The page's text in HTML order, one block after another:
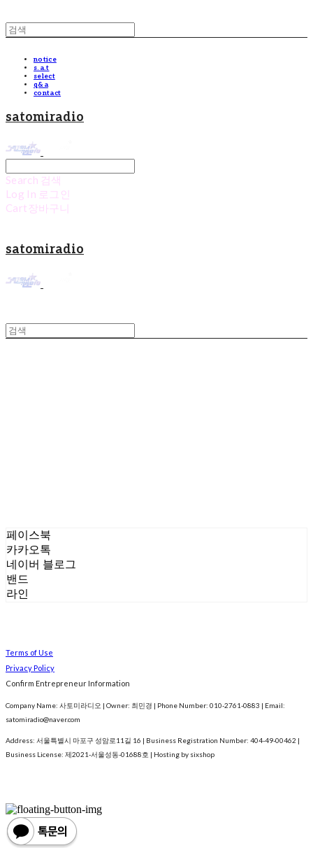
notice
s.a.t
select
q&a
contact
satomiradio
Search 검색
Log In 로그인
Cart 장바구니
satomiradio
페이스북
카카오톡
네이버 블로그
밴드
라인
Terms of Use
Privacy Policy
Confirm Entrepreneur Information
Company Name: 사토미라디오 | Owner: 최민경 | Phone Number: 010-2761-0883 | Email:
satomiradio@naver.com
Address: 서울특별시 마포구 성암로11길 16 | Business Registration Number: 404-49-00462 |
Business License: 제2021-서울성동-01688호 | Hosting by sixshop